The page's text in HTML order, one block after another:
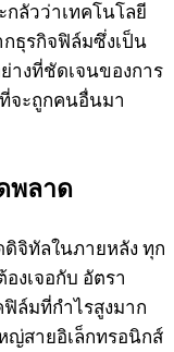
กลัวว่าเทคโนโลยี
กธุรกิจฟิล์มซึ่งเป็น
างที่ชัดเจนของการ
จะถูกคนอื่นมา
พลาด
จิทัลในภายหลัง ทุก
งเจอกับ อัตรา
ฟิล์มที่กำไรสูงมาก
ญ่สายอิเล็กทรอนิกส์